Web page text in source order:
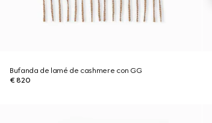
Bufanda de lamé de cashmere con GG
€ 820